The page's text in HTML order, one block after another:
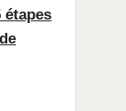
étapes